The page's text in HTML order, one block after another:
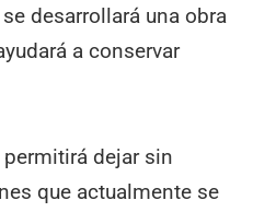
desarrollará una obra
a conservar
dejar sin
que actualmente se